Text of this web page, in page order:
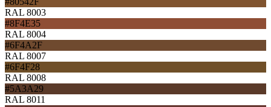
RAL 8003
#8F4E35
RAL 8004
#6F4A2F
RAL 8007
#6F4F28
RAL 8008
#5A3A29
RAL 8011